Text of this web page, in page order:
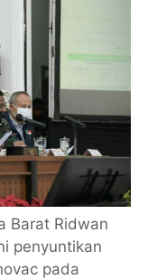
Barat Ridwan
penyuntikan
pada